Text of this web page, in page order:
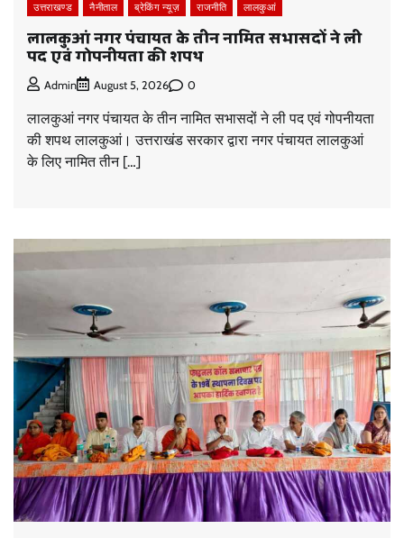
उत्तराखण्ड नैनीताल ब्रेकिंग न्यूज़ राजनीति लालकुआं
लालकुआं नगर पंचायत के तीन नामित सभासदों ने ली
पद एवं गोपनीयता की शपथ
Admin August 5, 2026 0
लालकुआं नगर पंचायत के तीन नामित सभासदों ने ली पद एवं गोपनीयता
की शपथ लालकुआं। उत्तराखंड सरकार द्वारा नगर पंचायत लालकुआं
के लिए नामित तीन […]